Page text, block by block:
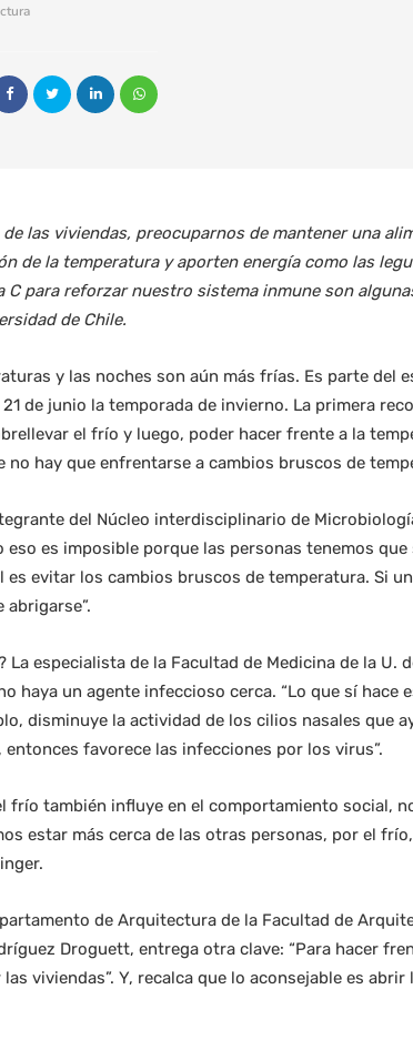
las viviendas, preocuparnos de mantener una
de la temperatura y aporten energía como las
para reforzar nuestro sistema inmune son
de Chile.
y las noches son aún más frías. Es parte del
de junio la temporada de invierno. La primera
el frío y luego, poder hacer frente a la
no hay que enfrentarse a cambios bruscos de
del Núcleo interdisciplinario de
es imposible porque las personas tenemos
es evitar los cambios bruscos de temperatura. Si
abrigarse”.
especialista de la Facultad de Medicina de la U.
haya un agente infeccioso cerca. “Lo que sí hace
disminuye la actividad de los cilios nasales que
favorece las infecciones por los virus”.
frío también influye en el comportamiento social,
estar más cerca de las otras personas, por el
de Arquitectura de la Facultad de
Droguett, entrega otra clave: “Para hacer
viviendas”. Y, recalca que lo aconsejable es